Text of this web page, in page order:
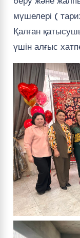
мүшелері (
Қалған
үшін алғыс